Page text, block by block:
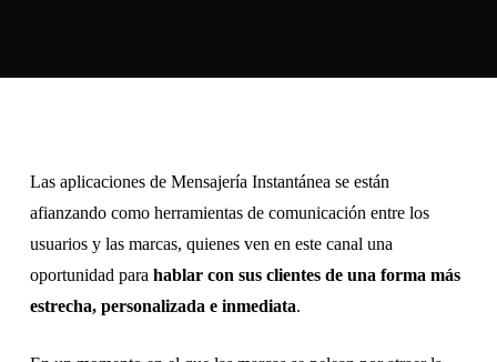
Las aplicaciones de Mensajería Instantánea se están
afianzando como herramientas de comunicación entre los
usuarios y las marcas, quienes ven en este canal una
oportunidad para hablar con sus clientes de una forma más
estrecha, personalizada e inmediata.